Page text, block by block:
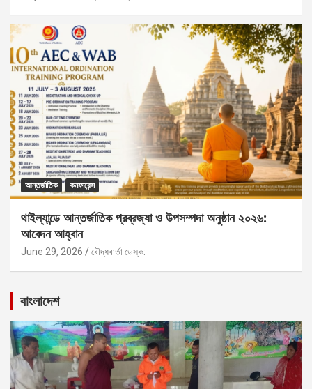
আন্তর্জাতিক কনফারেন্স
থাইল্যান্ডে আন্তর্জাতিক প্রব্রজ্যা ও উপসম্পদা অনুষ্ঠান ২০২৬:
আবেদন আহ্বান
June 29, 2026 বৌদ্ধবার্তা ডেস্ক:
বাংলাদেশ